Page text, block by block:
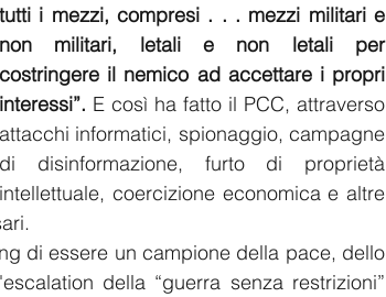
tutti i mezzi, compresi . . . mezzi militari e
non militari, letali e non letali per
costringere il nemico ad accettare i propri
interessi”. E così ha fatto il PCC, attraverso
attacchi informatici, spionaggio, campagne
di disinformazione, furto di proprietà
intellettuale, coercizione economica e altre
di essere un campione della pace, dello
della “guerra senza restrizioni”